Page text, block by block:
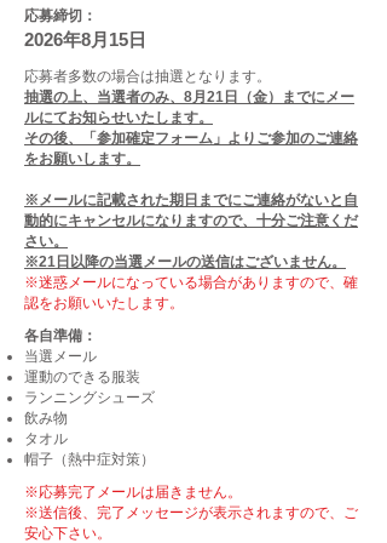
応募締切：
2026年8月15日
応募者多数の場合は抽選となります。
抽選の上、当選者のみ、8月21日（金）までにメー
ルにてお知らせいたします。
その後、「参加確定フォーム」よりご参加のご連絡
をお願いします。
※メールに記載された期日までにご連絡がないと自
動的にキャンセルになりますので、十分ご注意くだ
さい。
※21日以降の当選メールの送信はございません。
※迷惑メールになっている場合がありますので、確
認をお願いいたします。
各自準備：
当選メール
​運動のできる服装
​ランニングシューズ
​飲み物
タオル
​帽子（熱中症対策）
※応募完了メールは届きません。
※送信後、完了メッセージが表示されますので、ご
安心下さい。